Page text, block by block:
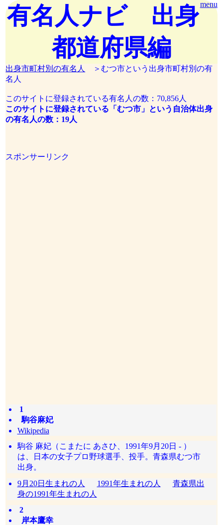
menu
有名人ナビ 出身
都道府県編
出身市町村別の有名人
＞むつ市という出身市町村別の有
名人
このサイトに登録されている有名人の数：70,856人
このサイトに登録されている「むつ市」という自治体出身
の有名人の数：19人
スポンサーリンク
1
駒谷麻妃
Wikipedia
駒谷 麻妃（こまたに あさひ、1991年9月20日 - ）
は、日本の女子プロ野球選手、投手。青森県むつ市
出身。
9月20日生まれの人
1991年生まれの人
青森県出
身の1991年生まれの人
2
岸本鷹幸